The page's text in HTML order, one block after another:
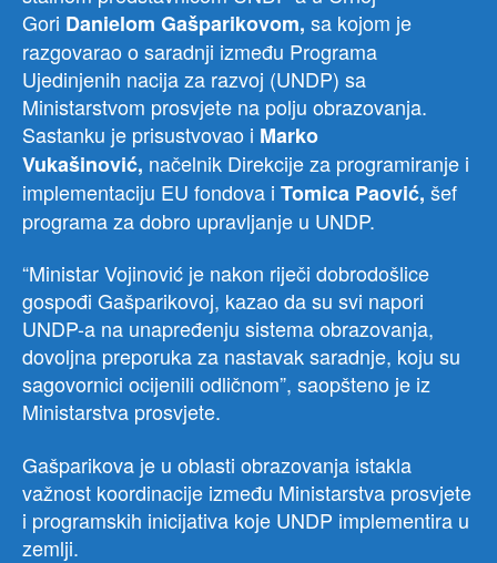
Gori Danielom Gašparikovom, sa kojom je
razgovarao o saradnji između Programa
Ujedinjenih nacija za razvoj (UNDP) sa
Ministarstvom prosvjete na polju obrazovanja.
Sastanku je prisustvovao i Marko
Vukašinović, načelnik Direkcije za programiranje i
implementaciju EU fondova i Tomica Paović, šef
programa za dobro upravljanje u UNDP.
“Ministar Vojinović je nakon riječi dobrodošlice
gospođi Gašparikovoj, kazao da su svi napori
UNDP-a na unapređenju sistema obrazovanja,
dovoljna preporuka za nastavak saradnje, koju su
sagovornici ocijenili odličnom”, saopšteno je iz
Ministarstva prosvjete.
Gašparikova je u oblasti obrazovanja istakla
važnost koordinacije između Ministarstva prosvjete
i programskih inicijativa koje UNDP implementira u
zemlji.